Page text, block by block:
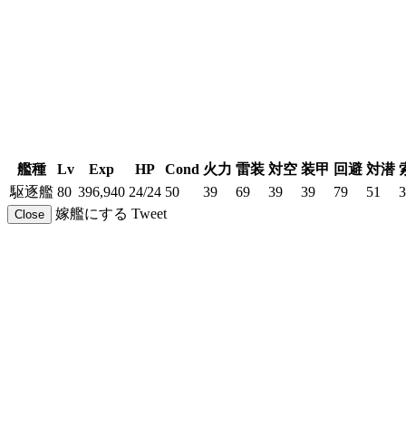
艦種 Lv Exp HP Cond 火力 雷装 対空 装甲 回避 対潜
駆逐艦 80 396,940 24/24 50 39 69 39 39 79 51
Close 嫁艦にする Tweet